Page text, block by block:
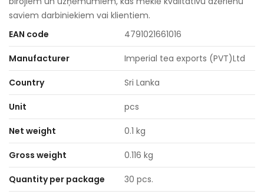
saviem darbiniekiem vai klientiem.
EAN code
4791021661016
Manufacturer Imperial tea exports (PVT)Ltd
Country Sri Lanka
Unit pcs
Net weight 0.1 kg
Gross weight 0.116 kg
Quantity per package 30 pcs.